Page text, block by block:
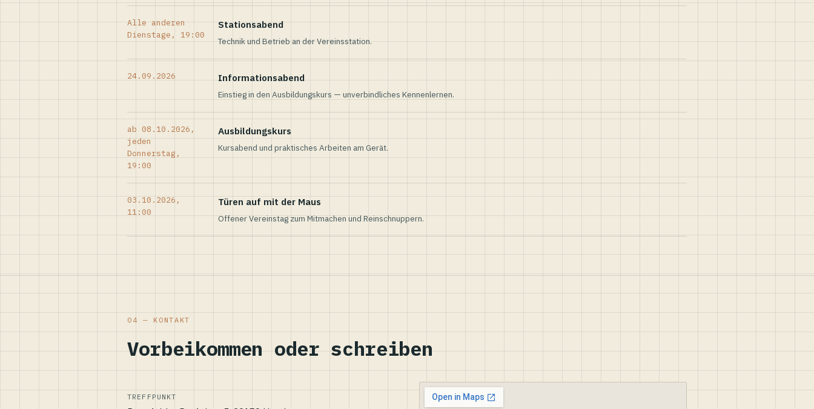
Alle anderen
Dienstage, 19:00
Stationsabend
Technik und Betrieb an der Vereinsstation.
24.09.2026 Informationsabend
Einstieg in den Ausbildungskurs — unverbindliches Kennenlernen.
ab 08.10.2026,
jeden
Donnerstag,
19:00
Ausbildungskurs
Kursabend und praktisches Arbeiten am Gerät.
03.10.2026,
11:00
Türen auf mit der Maus
Offener Vereinstag zum Mitmachen und Reinschnuppern.
04 — KONTAKT
Vorbeikommen oder schreiben
TREFFPUNKT